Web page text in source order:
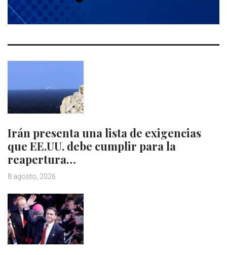
Irán presenta una lista de exigencias
que EE.UU. debe cumplir para la
reapertura…
8 agosto, 2026